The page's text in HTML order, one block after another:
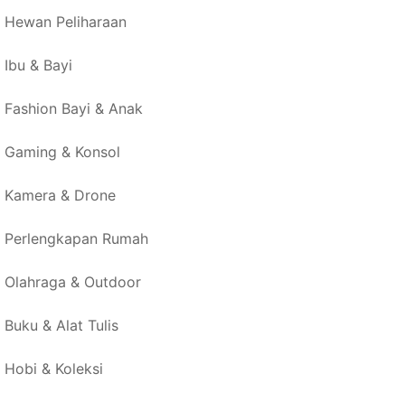
Hewan Peliharaan
Ibu & Bayi
Fashion Bayi & Anak
Gaming & Konsol
Kamera & Drone
Perlengkapan Rumah
Olahraga & Outdoor
Buku & Alat Tulis
Hobi & Koleksi